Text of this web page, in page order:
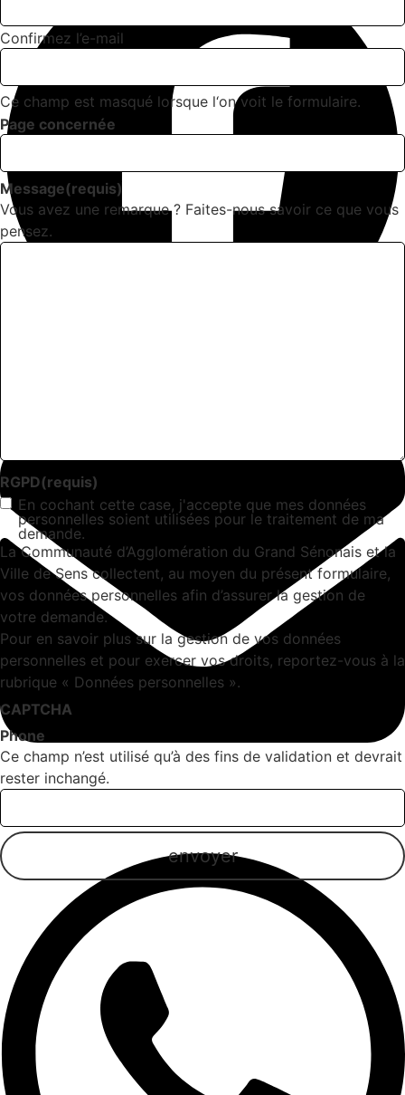
Confirmez l’e-mail
Ce champ est masqué lorsque l‘on voit le formulaire.
Page concernée
Message(requis)
Vous avez une remarque ? Faites-nous savoir ce que vous
pensez.
RGPD(requis)
En cochant cette case, j'accepte que mes données
personnelles soient utilisées pour le traitement de ma
demande.
La Communauté d’Agglomération du Grand Sénonais et la
Ville de Sens collectent, au moyen du présent formulaire,
vos données personnelles afin d’assurer la gestion de
votre demande.
Pour en savoir plus sur la gestion de vos données
personnelles et pour exercer vos droits, reportez-vous à la
rubrique « Données personnelles ».
CAPTCHA
Phone
Ce champ n’est utilisé qu’à des fins de validation et devrait
rester inchangé.